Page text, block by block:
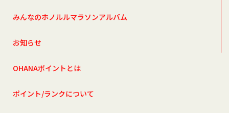
みんなのホノルルマラソンアルバム
お知らせ
OHANAポイントとは
ポイント/ランクについて